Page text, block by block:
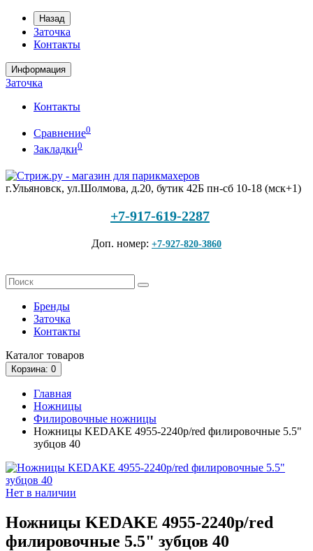
Назад
Заточка
Контакты
Информация
Заточка
Контакты
Сравнение0
Закладки0
г.Ульяновск, ул.Шолмова, д.20, бутик 42Б пн-сб 10-18 (мск+1)
+7-917-619-2287
Доп. номер: +7-927-820-3860
Бренды
Заточка
Контакты
Каталог товаров
Корзина: 0
Главная
Ножницы
Филировочные ножницы
Ножницы KEDAKE 4955-2240p/red филировочные 5.5"
зубцов 40
Нет в наличии
Ножницы KEDAKE 4955-2240p/red
филировочные 5.5" зубцов 40